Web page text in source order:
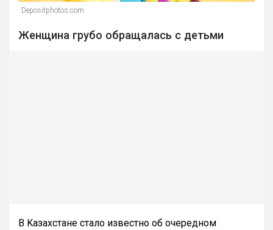
Depositphotos.com
Женщина грубо обращалась с детьми
B Kaзахстане стало известно об очередном